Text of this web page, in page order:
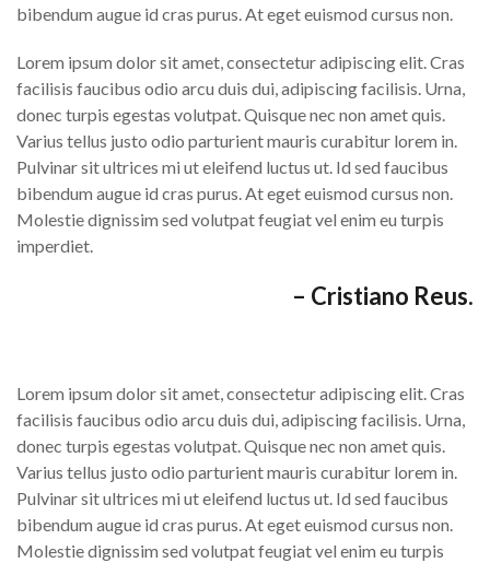
bibendum augue id cras purus. At eget euismod cursus non.
Lorem ipsum dolor sit amet, consectetur adipiscing elit. Cras
facilisis faucibus odio arcu duis dui, adipiscing facilisis. Urna,
donec turpis egestas volutpat. Quisque nec non amet quis.
Varius tellus justo odio parturient mauris curabitur lorem in.
Pulvinar sit ultrices mi ut eleifend luctus ut. Id sed faucibus
bibendum augue id cras purus. At eget euismod cursus non.
Molestie dignissim sed volutpat feugiat vel enim eu turpis
imperdiet.
– Cristiano Reus.
Lorem ipsum dolor sit amet, consectetur adipiscing elit. Cras
facilisis faucibus odio arcu duis dui, adipiscing facilisis. Urna,
donec turpis egestas volutpat. Quisque nec non amet quis.
Varius tellus justo odio parturient mauris curabitur lorem in.
Pulvinar sit ultrices mi ut eleifend luctus ut. Id sed faucibus
bibendum augue id cras purus. At eget euismod cursus non.
Molestie dignissim sed volutpat feugiat vel enim eu turpis